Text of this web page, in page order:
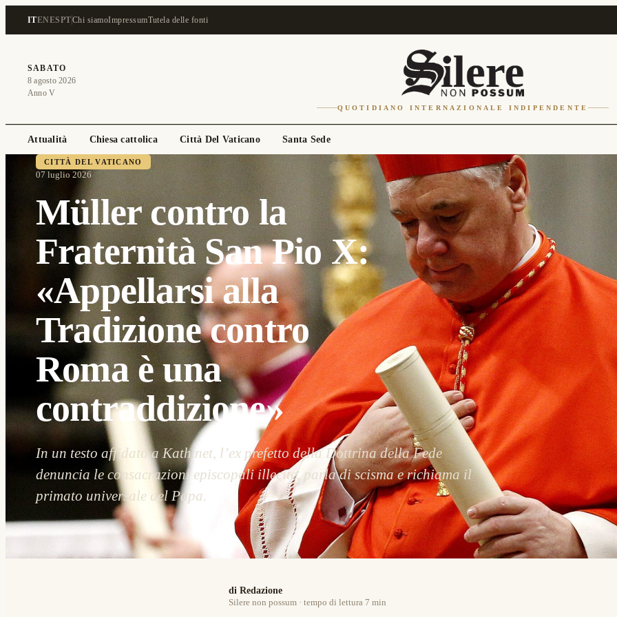
ITENESPTChi siamoImpressumTutela delle fonti
SABATO
8 agosto 2026
Anno V
QUOTIDIANO INTERNAZIONALE INDIPENDENTE
Attualità Chiesa cattolica Città Del Vaticano Santa Sede
CITTÀ DEL VATICANO
07 luglio 2026
Müller contro la
Fraternità San Pio X:
«Appellarsi alla
Tradizione contro
Roma è una
contraddizione»
In un testo affidato a Kath.net, l’ex prefetto della Dottrina della Fede
denuncia le consacrazioni episcopali illecite, parla di scisma e richiama il
primato universale del Papa.
di Redazione
Silere non possum · tempo di lettura 7 min